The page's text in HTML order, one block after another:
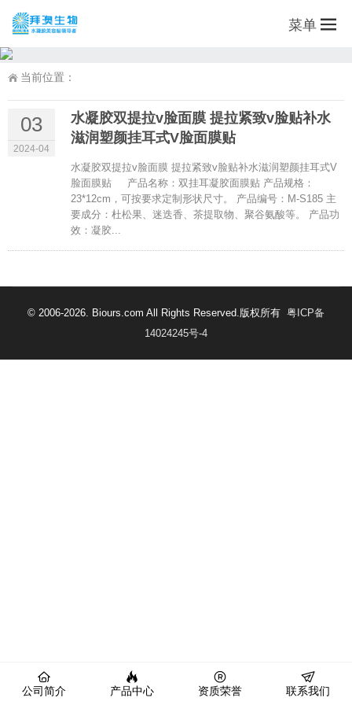
菜单
当前位置：
03
2024-04
水凝胶双提拉v脸面膜 提拉紧致v脸贴补水
滋润塑颜挂耳式V脸面膜贴
水凝胶双提拉v脸面膜 提拉紧致v脸贴补水滋润塑颜挂耳式V
脸面膜贴 产品名称：双挂耳凝胶面膜贴 产品规格：
23*12cm，可按要求定制形状尺寸。 产品编号：M-S185 主
要成分：杜松果、迷迭香、茶提取物、聚谷氨酸等。 产品功
效：凝胶...
© 2006-2026. Biours.com All Rights Reserved.版权所有 粤ICP备
14024245号-4
公司简介 产品中心 资质荣誉 联系我们